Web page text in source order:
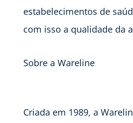
estabelecimentos de
com isso a qualidade da
Sobre a Wareline
Criada em 1989, a